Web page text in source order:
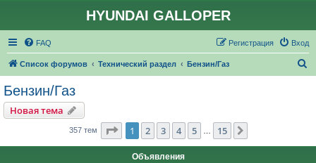
HYUNDAI GALLOPER
FAQ Вход
Регистрация
Список форумов Технический раздел Бензин/Газ
Бензин/Газ
Новая тема
357 тем Страница из 15
1 2 3 4 5 15
Объявления